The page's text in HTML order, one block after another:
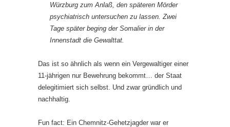
Würzburg zum Anlaß, den späteren Mörder
psychiatrisch untersuchen zu lassen. Zwei
Tage später beging der Somalier in der
Innenstadt die Gewalttat.
Das ist so ähnlich als wenn ein Vergewaltiger einer
11-jährigen nur Bewehrung bekommt… der Staat
delegitimiert sich selbst. Und zwar gründlich und
nachhaltig.
Fun fact: Ein Chemnitz-Gehetzjagder war er